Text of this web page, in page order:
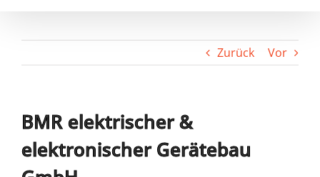
Zurück Vor
BMR elektrischer &
elektronischer Gerätebau